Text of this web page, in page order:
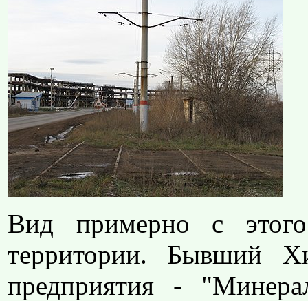
Вид примерно с
территории. Бывший
предприятия -